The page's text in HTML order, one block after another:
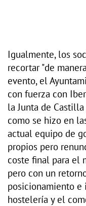
Igualmente, los
recortar "de
evento, el
con fuerza con
la Junta de
como se hizo en
actual equipo de
propios pero
coste final para el
pero con un
posicionamiento e
hostelería y el